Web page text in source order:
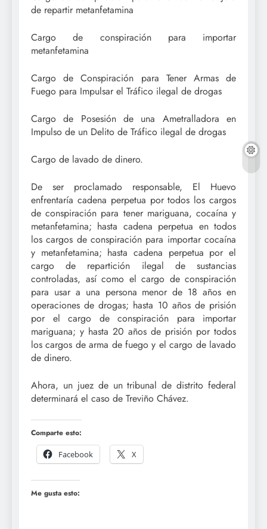
de repartir metanfetamina
Cargo de conspiración para importar
metanfetamina
Cargo de Conspiración para Tener Armas de
Fuego para Impulsar el Tráfico ilegal de drogas
Cargo de Posesión de una Ametralladora en
Impulso de un Delito de Tráfico ilegal de drogas
Cargo de lavado de dinero.
De ser proclamado responsable, El Huevo
enfrentaría cadena perpetua por todos los cargos
de conspiración para tener mariguana, cocaína y
metanfetamina; hasta cadena perpetua en todos
los cargos de conspiración para importar cocaína
y metanfetamina; hasta cadena perpetua por el
cargo de repartición ilegal de sustancias
controladas, así como el cargo de conspiración
para usar a una persona menor de 18 años en
operaciones de drogas; hasta 10 años de prisión
por el cargo de conspiración para importar
mariguana; y hasta 20 años de prisión por todos
los cargos de arma de fuego y el cargo de lavado
de dinero.
Ahora, un juez de un tribunal de distrito federal
determinará el caso de Treviño Chávez.
Comparte esto:
Facebook
X
Me gusta esto: